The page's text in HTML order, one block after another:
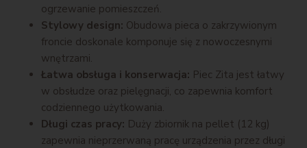
ogrzewanie pomieszczeń.
Stylowy design: Obudowa pieca o zakrzywionym
froncie doskonale komponuje się z nowoczesnymi
wnętrzami.
Łatwa obsługa i konserwacja: Piec Zita jest łatwy
w obsłudze oraz pielęgnacji, co zapewnia komfort
codziennego użytkowania.
Długi czas pracy: Duży zbiornik na pellet (12 kg)
zapewnia nieprzerwaną pracę urządzenia przez długi